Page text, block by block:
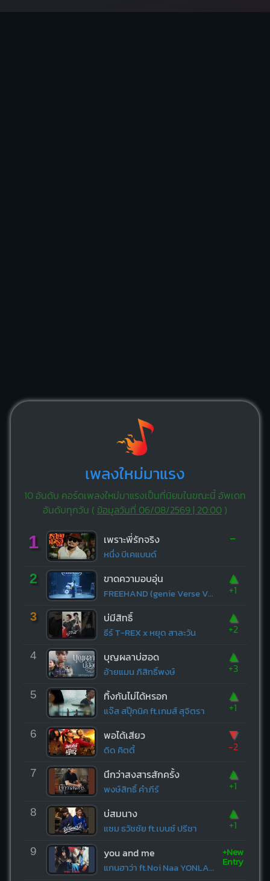
เพลงใหม่มาแรง
10 อันดับ คอร์ดเพลงใหม่มาแรงเป็นที่นิยมในขณะนี้ อัพเดท
อันดับทุกวัน ( ข้อมูลวันที่ 06/08/2569 | 20:00)
1 เพราะพี่รักจริง
หนึ่ง บีเคแบนด์
-
2 ขาดความอบอุ่น
FREEHAND (genie Verse Vol.1)
▲
+1
3 บ่มีสิทธิ์
ธีร์ T-REX x หยุด สาละวัน
▲
+2
4 บุญผลาบ่ฮอด
อ้ายแมน ภิสิทธิ์พงษ์
▲
+3
5 ทิ้งกันไม่ได้หรอก
แจ๊ส สปุ๊กนิค ft.เกมส์ สุจิตรา
▲
+1
6 พอได้เสียว
ดิด คิตตี้
▼
-2
7 นึกว่าสงสารสักครั้ง
พงษ์สิทธิ์ คำภีร์
▲
+1
8 บ่สมนาง
แซม ธวัชชัย ft.เบนซ์ ปรีชา
▲
+1
9 you and me
แกนฮาว่า ft.Noi Naa YONLAPA
+New
Entry